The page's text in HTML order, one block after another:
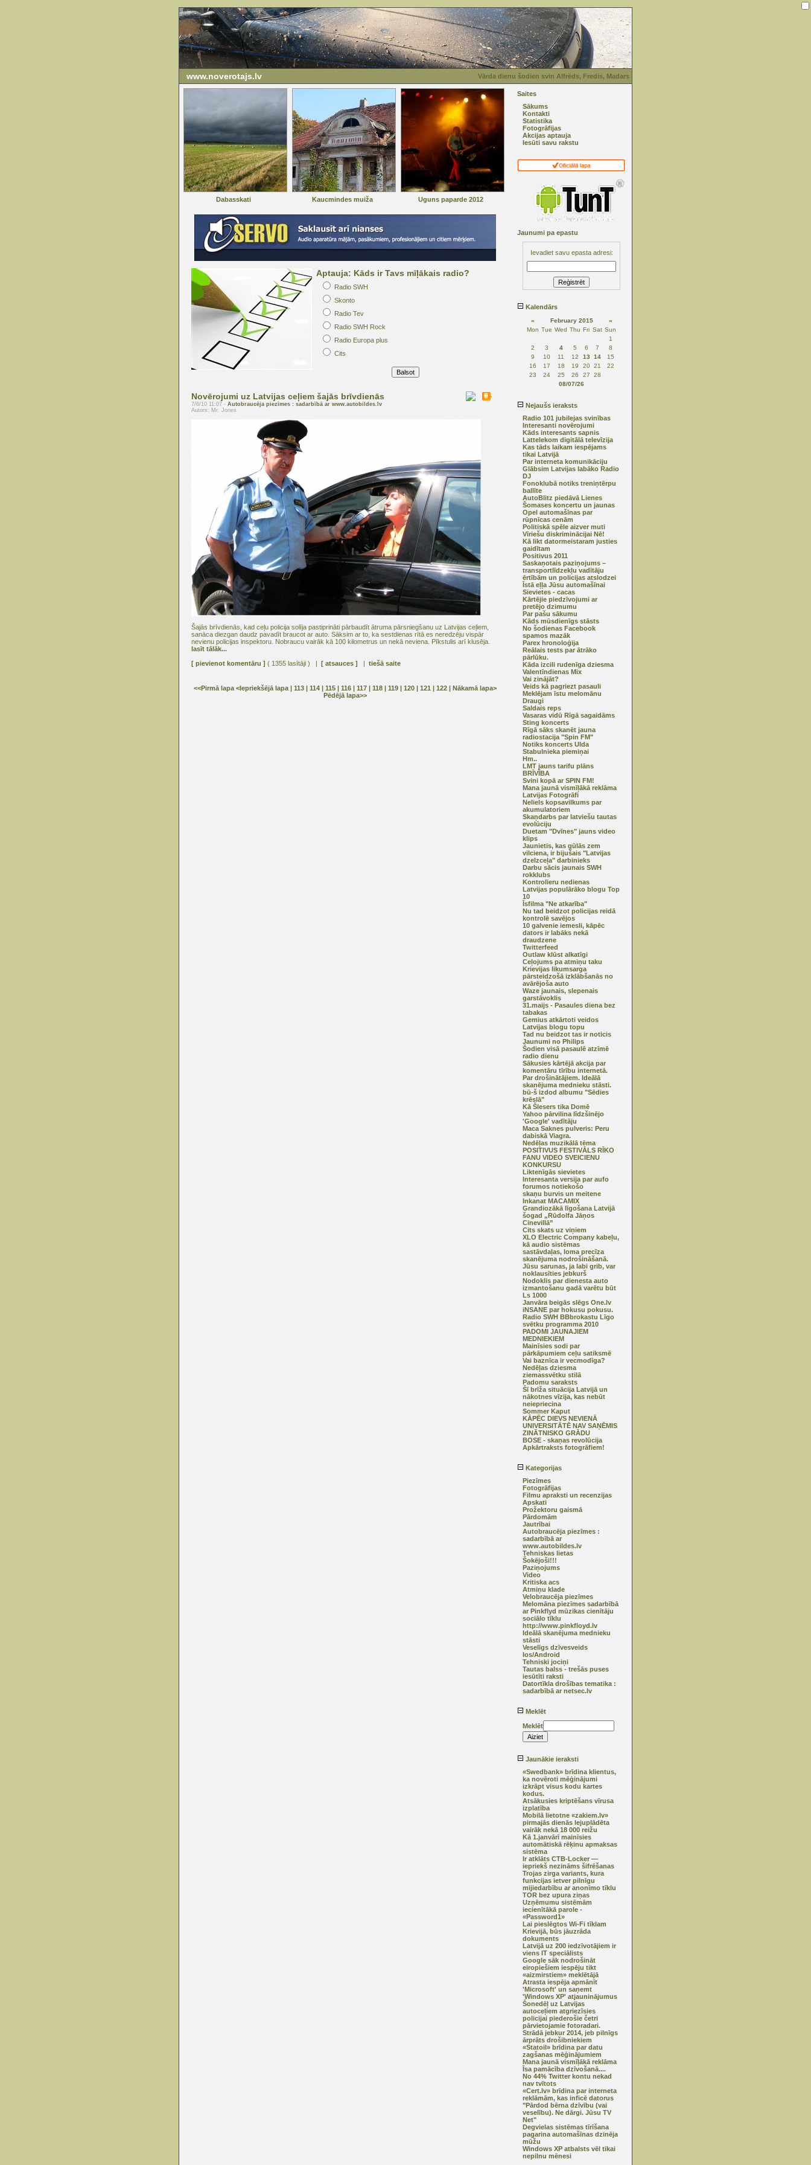
www.noverotajs.lv Vārda dienu šodien svin Alfrēds, Fredis, Madars
Dabasskati Kaucmindes muiža Uguns paparde 2012
Aptauja: Kāds ir Tavs mīļākais radio?
Radio SWH
Skonto
Radio Tev
Radio SWH Rock
Radio Europa plus
Cits
Novērojumi uz Latvijas ceļiem šajās brīvdienās
7/6/10 11:07 - Autobraucēja piezīmes : sadarbībā ar www.autobildes.lv
Autors: Mr. Jones
Šajās brīvdienās, kad ceļu policija solīja pastiprināti pārbaudīt ātruma pārsniegšanu uz Latvijas ceļiem,
sanāca diezgan daudz pavadīt braucot ar auto. Sāksim ar to, ka sestdienas rītā es neredzēju vispār
nevienu policijas inspektoru. Nobraucu vairāk kā 100 kilometrus un nekā neviena. Pīkstulis arī klusēja.
lasīt tālāk...
[ pievienot komentāru ] ( 1355 lasītāji ) | [ atsauces ] | tiešā saite
<<Pirmā lapa <Iepriekšējā lapa | 113 | 114| 115| 116| 117| 118| 119| 120| 121 | 122| Nākamā lapa>
Pēdējā lapa>>
Saites
Sākums
Kontakti
Statistika
Fotogrāfijas
Akcijas aptauja
Iesūti savu rakstu
Jaunumi pa epastu
Ievadiet savu epasta adresi:
Kalendārs
« February 2015
»
Mon Tue Wed Thu Fri Sat Sun
1
2
3 4 5 6 7
8
9
10 11 12 13 14
15
16
17 18 19 20 21
22
23
24 25 26 27
28
08/07/26
Nejaušs ieraksts
Radio 101 jubilejas svinības
Interesanti novērojumi
Kāds interesants sapnis
Lattelekom digitālā televīzija
Kas tāds laikam iespējams
tikai Latvijā
Par interneta komunikāciju
Glābsim Latvijas labāko Radio
DJ
Fonoklubā notiks treniņtērpu
ballīte
AutoBlitz piedāvā Lienes
Šomases koncertu un jaunas
Opel automašīnas par
rūpnīcas cenām
Politiskā spēle aizver muti
Vīriešu diskriminācijai Nē!
Kā likt datormeistaram justies
gaidītam
Positivus 2011
Saskaņotais paziņojums –
transportlīdzekļu vadītāju
ērtībām un policijas atslodzei
Īstā eļļa Jūsu automašīnai
Sievietes - cacas
Kārtējie piedzīvojumi ar
pretējo dzimumu
Par pašu sākumu
Kāds mūsdienīgs stāsts
No šodienas Facebook
spamos mazāk
Parex hronoloģija
Reālais tests par ātrāko
pārlūku.
Kāda izcili rudenīga dziesma
Valentīndienas Mix
Vai zinājāt?
Veids kā pagriezt pasauli
Meklējam īstu melomānu
Draugi
Saldais reps
Vasaras vidū Rīgā sagaidāms
Sting koncerts
Rīgā sāks skanēt jauna
radiostacija "Spin FM"
Notiks koncerts Ulda
Stabulnieka piemiņai
Hm..
LMT jauns tarifu plāns
BRĪVĪBA
Svini kopā ar SPIN FM!
Mana jaunā vismīļākā reklāma
Latvijas Fotogrāfi
Neliels kopsavilkums par
akumulatoriem
Skaņdarbs par latviešu tautas
evolūciju
Duetam "Dvīnes" jauns video
klips
Jaunietis, kas gūlās zem
vilciena, ir bijušais "Latvijas
dzelzceļa" darbinieks
Darbu sācis jaunais SWH
rokklubs
Kontrolieru nedienas
Latvijas populārāko blogu Top
10
Īsfilma "Ne atkarība"
Nu tad beidzot policijas reidā
kontrolē savējos
10 galvenie iemesli, kāpēc
dators ir labāks nekā
draudzene
Twitterfeed
Outlaw klūst alkatīgi
Ceļojums pa atmiņu taku
Krievijas likumsarga
pārsteidzošā izklābšanās no
avārējoša auto
Waze jaunais, slepenais
garstāvoklis
31.maijs - Pasaules diena bez
tabakas
Gemius atkārtoti veidos
Latvijas blogu topu
Tad nu beidzot tas ir noticis
Jaunumi no Philips
Šodien visā pasaulē atzīmē
radio dienu
Sākusies kārtējā akcija par
komentāru tīrību internetā.
Par drošinātājiem. Ideālā
skanējuma mednieku stāsti.
bū-š izdod albumu "Sēdies
krēslā"
Kā Šlesers tika Domē
Yahoo pārvilina līdzšinējo
'Google' vadītāju
Maca Saknes pulveris: Peru
dabiskā Viagra.
Nedēļas muzikālā tēma
POSITIVUS FESTIVĀLS RĪKO
FANU VIDEO SVEICIENU
KONKURSU
Liktenīgās sievietes
Interesanta versija par aufo
forumos notiekošo
skaņu burvis un meitene
Inkanat MACAMIX
Grandiozākā līgošana Latvijā
šogad „Rūdolfa Jāņos
Cinevillā”
Cits skats uz viņiem
XLO Electric Company kabeļu,
kā audio sistēmas
sastāvdaļas, loma precīza
skanējuma nodrošināšanā.
Jūsu sarunas, ja labi grib, var
noklausīties jebkurš
Nodoklis par dienesta auto
izmantošanu gadā varētu būt
Ls 1000
Janvāra beigās slēgs One.lv
iNSANE par hokusu pokusu.
Radio SWH BBbrokastu Līgo
svētku programma 2010
PADOMI JAUNAJIEM
MEDNIEKIEM
Mainīsies sodi par
pārkāpumiem ceļu satiksmē
Vai baznīca ir vecmodīga?
Nedēļas dziesma
ziemassvētku stilā
Padomu saraksts
Šī brīža situācija Latvijā un
nākotnes vīzija, kas nebūt
neiepriecina
Sommer Kaput
KĀPĒC DIEVS NEVIENĀ
UNIVERSITĀTĒ NAV SAŅĒMIS
ZINĀTNISKO GRĀDU
BOSE - skaņas revolūcija
Apkārtraksts fotogrāfiem!
Kategorijas
Piezīmes
Fotogrāfijas
Filmu apraksti un recenzijas
Apskati
Prožektoru gaismā
Pārdomām
Jautrībai
Autobraucēja piezīmes :
sadarbībā ar
www.autobildes.lv
Tehniskas lietas
Šokējoši!!!
Paziņojums
Video
Kritiska acs
Atmiņu klade
Velobraucēja piezīmes
Melomāna piezīmes sadarbībā
ar Pinkflyd mūzikas cienītāju
sociālo tīklu
http://www.pinkfloyd.lv
Ideālā skanējuma mednieku
stāsti
Veselīgs dzīvesveids
Ios/Android
Tehniski jociņi
Tautas balss - trešās puses
iesūtīti raksti
Datortīkla drošības tematika :
sadarbībā ar netsec.lv
Meklēt
Meklēt
Jaunākie ieraksti
«Swedbank» brīdina klientus,
ka novēroti mēģinājumi
izkrāpt visus kodu kartes
kodus.
Atsākusies kriptēšans vīrusa
izplatība
Mobilā lietotne «zakiem.lv»
pirmajās dienās lejuplādēta
vairāk nekā 18 000 reižu
Kā 1.janvārī mainīsies
automātiskā rēķinu apmaksas
sistēma
Ir atklāts CTB-Locker —
iepriekš nezināms šifrēšanas
Trojas zirga variants, kura
funkcijas ietver pilnīgu
mijiedarbību ar anonīmo tīklu
TOR bez upura ziņas
Uzņēmumu sistēmām
iecienītākā parole -
«Password1»
Lai pieslēgtos Wi-Fi tīklam
Krievijā, būs jāuzrāda
dokuments
Latvijā uz 200 iedzīvotājiem ir
viens IT speciālists
Google sāk nodrošināt
eiropiešiem iespēju tikt
«aizmirstiem» meklētājā
Atrasta iespēja apmānīt
'Microsoft' un saņemt
'Windows XP' atjauninājumus
Šonedēļ uz Latvijas
autoceļiem atgriezīsies
policijai piederošie četri
pārvietojamie fotoradari.
Strādā jebkur 2014, jeb pilnīgs
ārprāts drošibniekiem
«Statoil» brīdina par datu
zagšanas mēģinājumiem
Mana jaunā vismīļākā reklāma
Īsa pamācība dzīvošanā....
No 44% Twitter kontu nekad
nav tvītots
«Cert.lv» brīdina par interneta
reklāmām, kas inficē datorus
"Pārdod bērna dzīvību (vai
veselību). Ne dārgi. Jūsu TV
Net"
Degvielas sistēmas tīrīšana
pagarina automašīnas dzinēja
mūžu
Windows XP atbalsts vēl tikai
nepilnu mēnesi